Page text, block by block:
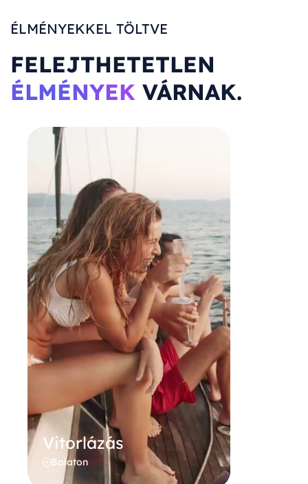
ÉLMÉNYEKKEL TÖLTVE
FELEJTHETETLEN
ÉLMÉNYEK VÁRNAK.
Vitorlázás
Balaton